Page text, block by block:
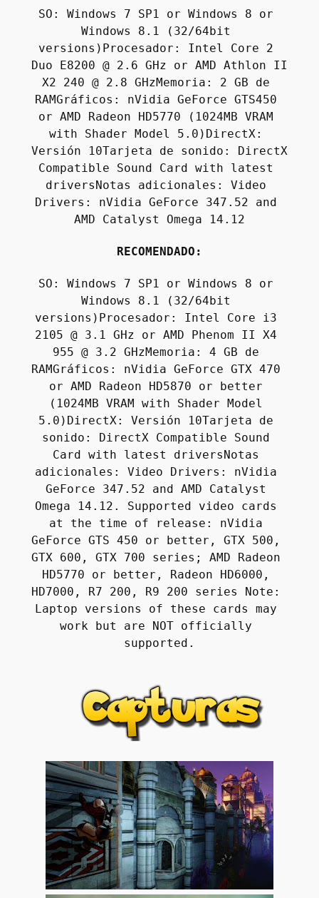
SO: Windows 7 SP1 or Windows 8 or
Windows 8.1 (32/64bit
versions)Procesador: Intel Core 2
Duo E8200 @ 2.6 GHz or AMD Athlon II
X2 240 @ 2.8 GHzMemoria: 2 GB de
RAMGráficos: nVidia GeForce GTS450
or AMD Radeon HD5770 (1024MB VRAM
with Shader Model 5.0)DirectX:
Versión 10Tarjeta de sonido: DirectX
Compatible Sound Card with latest
driversNotas adicionales: Video
Drivers: nVidia GeForce 347.52 and
RECOMENDADO:
SO: Windows 7 SP1 or Windows 8 or
Windows 8.1 (32/64bit
versions)Procesador: Intel Core i3
2105 @ 3.1 GHz or AMD Phenom II X4
955 @ 3.2 GHzMemoria: 4 GB de
RAMGráficos: nVidia GeForce GTX 470
or AMD Radeon HD5870 or better
(1024MB VRAM with Shader Model
5.0)DirectX: Versión 10Tarjeta de
sonido: DirectX Compatible Sound
Card with latest driversNotas
adicionales: Video Drivers: nVidia
GeForce 347.52 and AMD Catalyst
Omega 14.12. Supported video cards
at the time of release: nVidia
GeForce GTS 450 or better, GTX 500,
GTX 600, GTX 700 series; AMD Radeon
HD5770 or better, Radeon HD6000,
HD7000, R7 200, R9 200 series Note:
Laptop versions of these cards may
work but are NOT officially
supported.